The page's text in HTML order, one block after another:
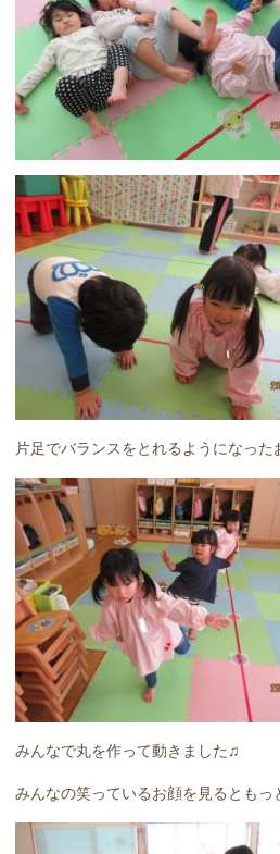
片足でバランスをとれるようになっ
みんなで丸を作って動きました♫
みんなの笑っているお顔を見るともっ